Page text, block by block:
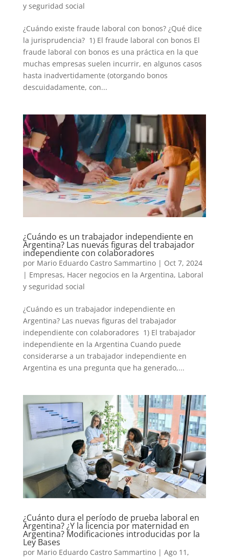
y seguridad social
¿Cuándo existe fraude laboral con bonos? ¿Qué dice
la jurisprudencia? 1) El fraude laboral con bonos El
fraude laboral con bonos es una práctica en la que
muchas empresas suelen incurrir, en algunos casos
hasta inadvertidamente (otorgando bonos
descuidadamente, con...
¿Cuándo es un trabajador independiente en
Argentina? Las nuevas figuras del trabajador
independiente con colaboradores
por Mario Eduardo Castro Sammartino| Oct 7, 2024
| Empresas, Hacer negocios en la Argentina, Laboral
y seguridad social
¿Cuándo es un trabajador independiente en
Argentina? Las nuevas figuras del trabajador
independiente con colaboradores 1) El trabajador
independiente en la Argentina Cuando puede
considerarse a un trabajador independiente en
Argentina es una pregunta que ha generado,...
¿Cuánto dura el período de prueba laboral en
Argentina? ¿Y la licencia por maternidad en
Argentina? Modificaciones introducidas por la
Ley Bases
por Mario Eduardo Castro Sammartino| Ago 11,